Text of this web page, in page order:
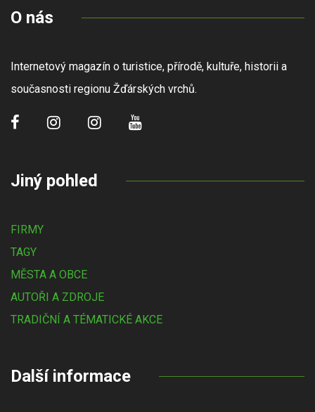
O nás
Internetový magazín o turistice, přírodě, kultuře, historii a
současnosti regionu Žďárských vrchů.
Jiný pohled
FIRMY
TAGY
MĚSTA A OBCE
AUTOŘI A ZDROJE
TRADIČNÍ A TÉMATICKÉ AKCE
Další informace